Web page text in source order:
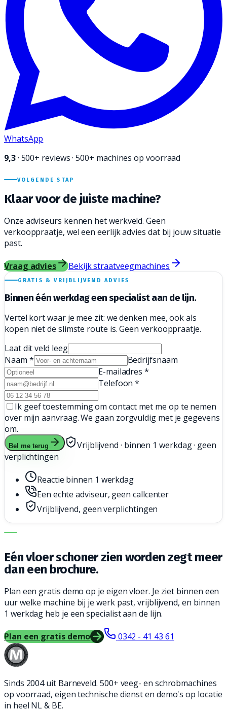
WhatsApp
9,3· 500+ reviews · 500+ machines op voorraad
VOLGENDE STAP
Klaar voor de juiste machine?
Onze adviseurs kennen het werkveld. Geen
verkooppraatje, wel een eerlijk advies dat bij jouw situatie
past.
Vraag advies Bekijk straatveegmachines
GRATIS & VRIJBLIJVEND ADVIES
Binnen één werkdag eenspecialist aan de lijn.
Vertel kort waar je mee zit: we denken mee, ook als
kopen niet de slimste route is. Geen verkooppraatje.
Laat dit veld leeg
Naam *
Bedrijfsnaam
E-mailadres *
Telefoon *
Ik geef toestemming om contact met me op te nemen
over mijn aanvraag. We gaan zorgvuldig met je gegevens
om.
Bel me terug
Vrijblijvend · binnen 1 werkdag · geen
verplichtingen
Reactie binnen 1 werkdag
Een echte adviseur, geen callcenter
Vrijblijvend, geen verplichtingen
DE JUISTE MACHINE. DE BESTE SERVICE.
Eén vloer schoner zien worden zegt meer
dan een brochure.
Plan een gratis demo op je eigen vloer. Je ziet binnen een
uur welke machine bij je werk past, vrijblijvend, en binnen
1 werkdag heb je een specialist aan de lijn.
Plan een gratis demo 0342 - 41 43 61
Sinds 2004 uit Barneveld. 500+ veeg- en schrobmachines
op voorraad, eigen technische dienst en demo's op locatie
in heel NL & BE.